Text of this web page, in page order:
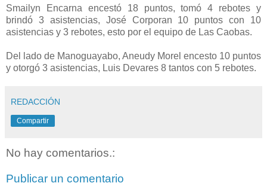
Smailyn Encarna encestó 18 puntos, tomó 4 rebotes y
brindó 3 asistencias, José Corporan 10 puntos con 10
asistencias y 3 rebotes, esto por el equipo de Las Caobas.
Del lado de Manoguayabo, Aneudy Morel encesto 10 puntos
y otorgó 3 asistencias, Luis Devares 8 tantos con 5 rebotes.
REDACCIÓN
Compartir
No hay comentarios.:
Publicar un comentario